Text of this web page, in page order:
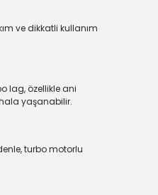
ve dikkatli kullanım
lag, özellikle ani
yaşanabilir.
turbo motorlu